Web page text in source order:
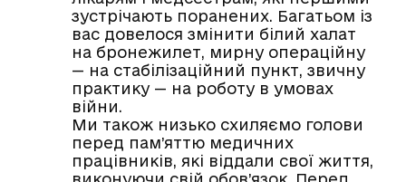
зустрічають поранених. Багатьом із
вас довелося змінити білий халат
на бронежилет, мирну операційну
— на стабілізаційний пункт, звичну
практику — на роботу в умовах
війни.
Ми також низько схиляємо голови
перед пам’яттю медичних
працівників, які віддали свої життя,